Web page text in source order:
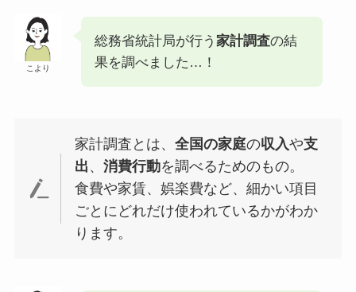
こより
総務省統計局が行う 家計調査の結
果を調べました…！
家計調査とは、全国の家庭の収入や支
出 、消費行動を調べるためのもの。
食費や家賃、娯楽費など、細かい項目
ごとにどれだけ使われているかがわか
ります。